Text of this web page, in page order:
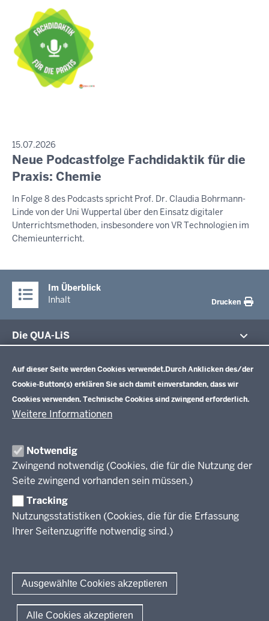
Auf dieser Seite werden Cookies verwendet.Durch Anklicken des/der
Cookie-Button(s) erklären Sie sich damit einverstanden, dass wir
Cookies verwenden. Technische Cookies sind zwingend erforderlich.
Weitere Informationen
Notwendig
Zwingend notwendig (Cookies, die für die Nutzung der
Seite zwingend vorhanden sein müssen.)
Tracking
Nutzungsstatistiken (Cookies, die für die Erfassung
Ihrer Seitenzugriffe notwendig sind.)
Ausgewählte Cookies akzeptieren
Alle Cookies akzeptieren
PRESSEMITTEILUNG
15.07.2026
Samstag,
8.
2026
-
13:32
Neue Podcastfolge Fachdidaktik für die
Praxis: Chemie
In Folge 8 des Podcasts spricht Prof. Dr. Claudia Bohrmann-
Linde von der Uni Wuppertal über den Einsatz digitaler
Unterrichtsmethoden, insbesondere von VR Technologien im
Chemieunterricht.
Im Überblick
Inhalt
Drucken
Die QUA-LiS
Veröffentlichungen
Leitbild
Stellenangebote
Über uns
Schulentwicklung NRW
Schulentwicklung
Unterricht
Professionalisierung
Standardsicherung NRW
Berufsbildung NRW
Erwachsenenbildung
Wir über uns
Berichtswesen Weiterbildung
ElternMitWirkung NRW
KI:EB
Amtsblattabonnieren
© 2026 QUA-LiS